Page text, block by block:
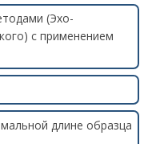
(Эхо-
с применением
длине образца